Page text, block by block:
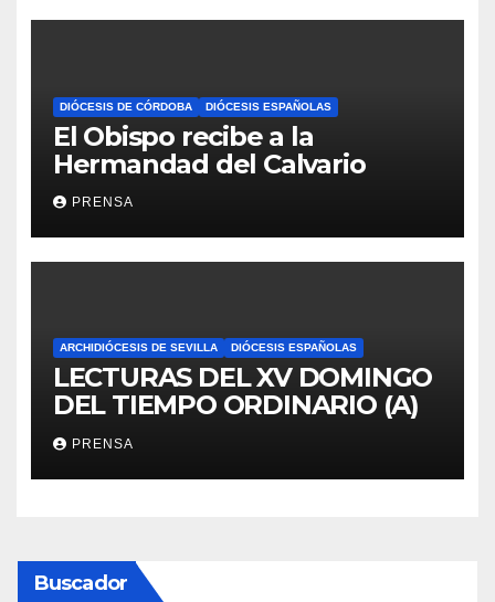
DIÓCESIS DE CÓRDOBA DIÓCESIS ESPAÑOLAS
El Obispo recibe a la
Hermandad del Calvario
PRENSA
ARCHIDIÓCESIS DE SEVILLA DIÓCESIS ESPAÑOLAS
LECTURAS DEL XV DOMINGO
DEL TIEMPO ORDINARIO (A)
PRENSA
Buscador